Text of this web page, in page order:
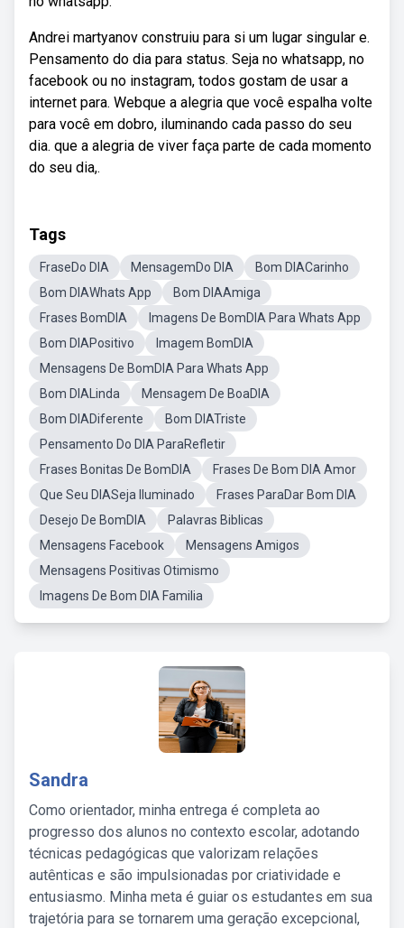
Andrei martyanov construiu para si um lugar singular e.
Pensamento do dia para status. Seja no whatsapp, no
facebook ou no instagram, todos gostam de usar a
internet para. Webque a alegria que você espalha volte
para você em dobro, iluminando cada passo do seu
dia. que a alegria de viver faça parte de cada momento
do seu dia,.
Tags
FraseDo DIA MensagemDo DIA
Bom DIACarinho
Bom DIAWhats App
Bom DIAAmiga
Frases BomDIA
Imagens De BomDIA Para Whats App
Bom DIAPositivo
Imagem BomDIA
Mensagens De BomDIA Para Whats App
Bom DIALinda
Mensagem De BoaDIA
Bom DIADiferente
Bom DIATriste
Pensamento Do DIA ParaRefletir
Frases Bonitas De BomDIA
Frases De Bom DIA Amor
Que Seu DIASeja Iluminado
Frases ParaDar Bom DIA
Desejo De BomDIA
Palavras Biblicas
Mensagens Facebook
Mensagens Amigos
Mensagens Positivas Otimismo
Imagens De Bom DIA Familia
Sandra
Como orientador, minha entrega é completa ao
progresso dos alunos no contexto escolar, adotando
técnicas pedagógicas que valorizam relações
autênticas e são impulsionadas por criatividade e
entusiasmo. Minha meta é guiar os estudantes em sua
trajetória para se tornarem uma geração excepcional,